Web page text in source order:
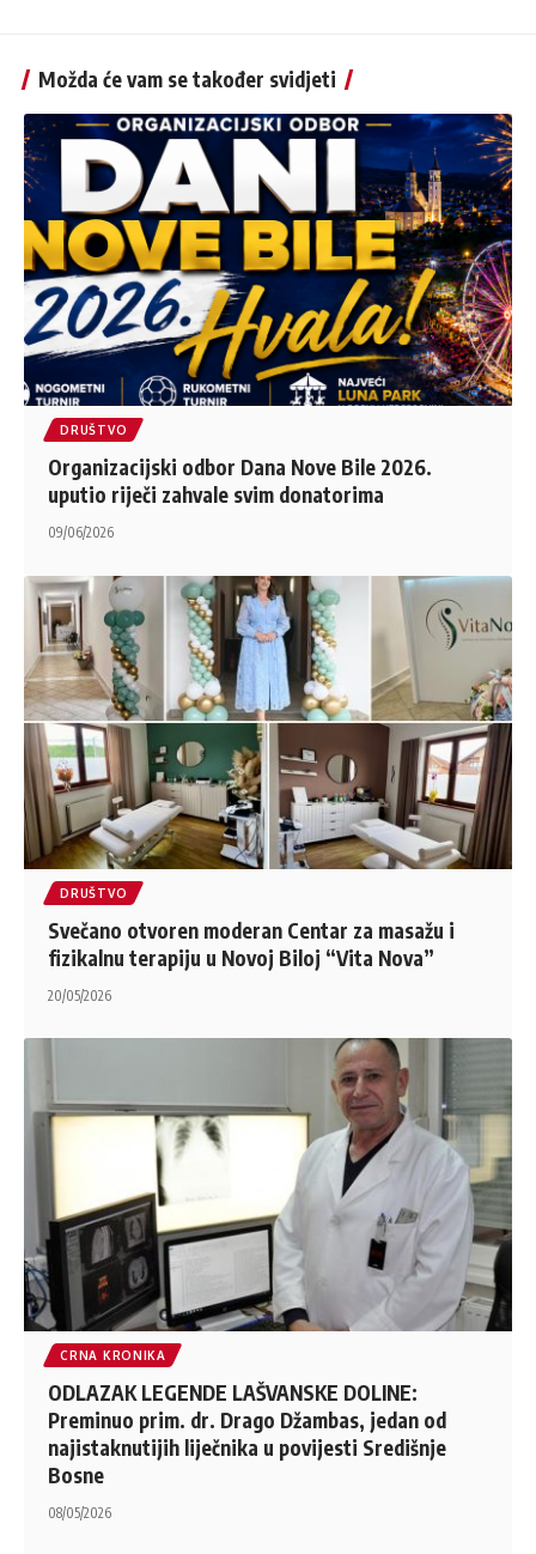
Možda će vam se također svidjeti
DRUŠTVO
Organizacijski odbor Dana Nove Bile 2026.
uputio riječi zahvale svim donatorima
09/06/2026
DRUŠTVO
Svečano otvoren moderan Centar za masažu i
fizikalnu terapiju u Novoj Biloj “Vita Nova”
20/05/2026
CRNA KRONIKA
ODLAZAK LEGENDE LAŠVANSKE DOLINE:
Preminuo prim. dr. Drago Džambas, jedan od
najistaknutijih liječnika u povijesti Središnje
Bosne
08/05/2026